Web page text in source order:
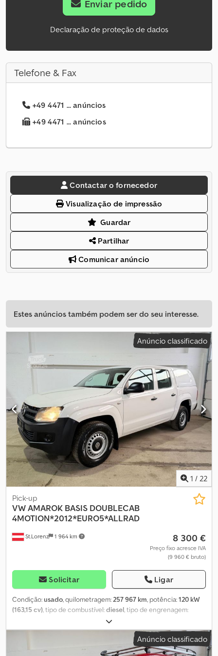
Enviar pedido
Declaração de proteção de dados
Telefone & Fax
+49 4471 ... anúncios
+49 4471 ... anúncios
Contactar o fornecedor
Visualização de impressão
Guardar
Partilhar
Comunicar anúncio
Estes anúncios também podem ser do seu interesse.
Anúncio classificado
1 / 22
St.Lorenz 1 964 km
Pick-up
VWAMAROK BASIS DOUBLECAB
4MOTION*2012*EURO5*ALLRAD
8 300 €
Preço fixo acresce IVA
(9 960 € bruto)
Solicitar Ligar
Condição:usado, quilometragem: 257 967 km, potência:120 kW
(163,15 cv) , tipo de combustível:diesel , tipo de engrenagem:
06/2012
06/2025, classe de emissão:Euro 5, cor:branco, número de
ABS, ar condicionado, filtro de
partículas, programa eletrónico de estabilidade (ESP), sistema
Anúncio classificado